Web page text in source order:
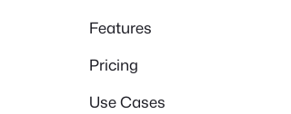
Features
Pricing
Use Cases